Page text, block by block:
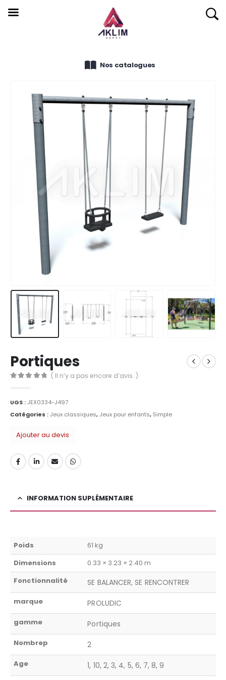
Nos catalogues
Portiques
( Il n’y a pas encore d’avis. )
UGS :JEX0334-J497
Catégories :Jeux classiques,Jeux pour enfants, Simple
Ajouter au devis
INFORMATION SUPLÉMENTAIRE
Poids
61 kg
Dimensions
0.33 × 3.23 × 2.40 m
Fonctionnalité
SE BALANCER, SE RENCONTRER
marque PROLUDIC
gamme Portiques
Nombrep 2
Age 1, 10, 2, 3, 4, 5, 6, 7, 8, 9